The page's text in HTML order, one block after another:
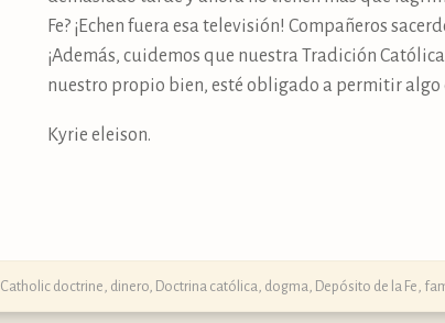
Fe? ¡Echen fuera esa televisión! Compañeros
¡Además, cuidemos que nuestra Tradición
nuestro propio bien, esté obligado a permitir
Kyrie eleison.
Catholic doctrine, dinero, Doctrina católica, dogma, Depósito de la Fe,